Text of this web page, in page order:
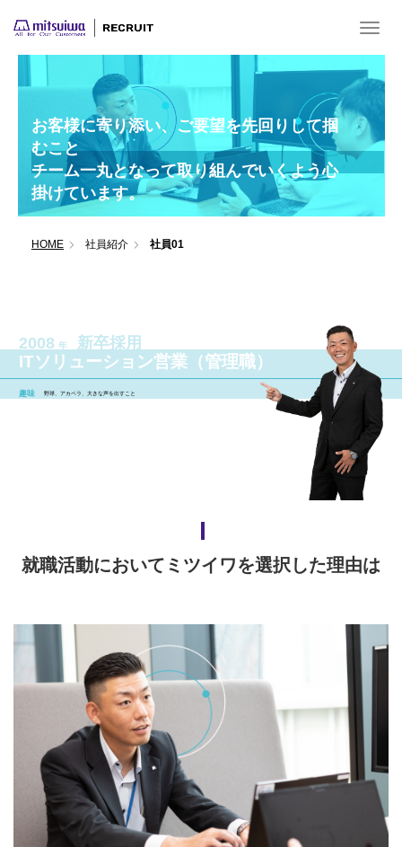
T
g
l
e
n
a
v
お客様に寄り添い、ご要望を先回りして掴
むこと
チーム⼀丸となって取り組んでいくよう⼼
掛けています。
HOME 社員紹介 社員01
2008 年 新卒採用
ITソリューション営業（管理職）
趣味 野球、アカペラ、大きな声を出すこと
就職活動においてミツイワを選択した理由は